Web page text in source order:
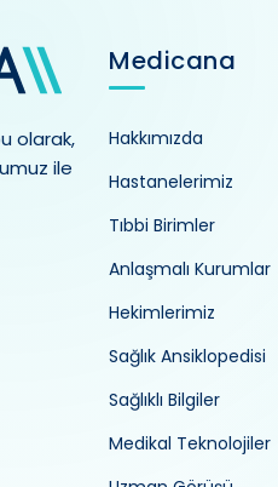
olarak,
ile
Medicana
Hakkımızda
Hastanelerimiz
Tıbbi Birimler
Anlaşmalı Kurumlar
Hekimlerimiz
Sağlık Ansiklopedisi
Sağlıklı Bilgiler
Medikal Teknolojiler